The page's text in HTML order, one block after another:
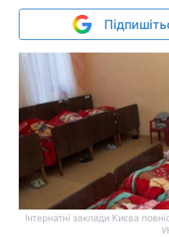
Інтернатні заклади Києва